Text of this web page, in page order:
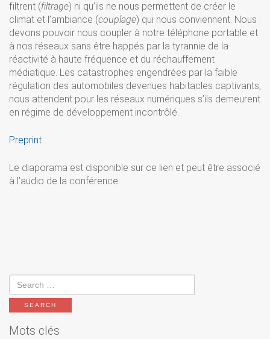
filtrent (filtrage) ni qu’ils ne nous permettent de créer le
climat et l’ambiance (couplage) qui nous conviennent. Nous
devons pouvoir nous coupler à notre téléphone portable et
à nos réseaux sans être happés par la tyrannie de la
réactivité à haute fréquence et du réchauffement
médiatique. Les catastrophes engendrées par la faible
régulation des automobiles devenues habitacles captivants,
nous attendent pour les réseaux numériques s’ils demeurent
en régime de développement incontrôlé.
Preprint
Le diaporama est disponible sur ce lien et peut être associé
à l’audio de la conférence.
Mots clés